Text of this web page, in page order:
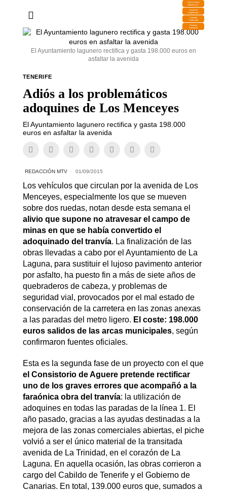
DESCARGA
MIRAPLAY
Buzón de
Sugerencias
Contratar
Publicidad
Contacto
Comercial
El Ayuntamiento lagunero rectifica y gasta 198.000 euros en
asfaltar la avenida
TENERIFE
Adiós a los problemáticos
adoquines de Los Menceyes
El Ayuntamiento lagunero rectifica y gasta 198.000
euros en asfaltar la avenida
REDACCIÓN MTV 01/09/2015
Los vehículos que circulan por la avenida de Los
Menceyes, especialmente los que se mueven
sobre dos ruedas, notan desde esta semana el
alivio que supone no atravesar el campo de
minas en que se había convertido el
adoquinado del tranvía. La finalización de las
obras llevadas a cabo por el Ayuntamiento de La
Laguna, para sustituir el lujoso pavimento anterior
por asfalto, ha puesto fin a más de siete años de
quebraderos de cabeza, y problemas de
seguridad vial, provocados por el mal estado de
conservación de la carretera en las zonas anexas
a las paradas del metro ligero. El coste: 198.000
euros salidos de las arcas municipales, según
confirmaron fuentes oficiales.
Esta es la segunda fase de un proyecto con el que
el Consistorio de Aguere pretende rectificar
uno de los graves errores que acompañó a la
faraónica obra del tranvía: la utilización de
adoquines en todas las paradas de la línea 1. El
año pasado, gracias a las ayudas destinadas a la
mejora de las zonas comerciales abiertas, el piche
volvió a ser el único material de la transitada
avenida de La Trinidad, en el corazón de La
Laguna. En aquella ocasión, las obras corrieron a
cargo del Cabildo de Tenerife y el Gobierno de
Canarias. En total, 139.000 euros que, sumados a